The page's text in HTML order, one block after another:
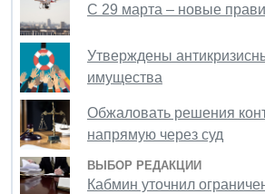
С 29 марта – новые
Утверждены
имущества
Обжаловать решения
напрямую через суд
ВЫБОР РЕДАКЦИИ
Кабмин уточнил